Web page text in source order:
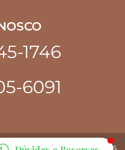
1746
6091
Todos os Direitos